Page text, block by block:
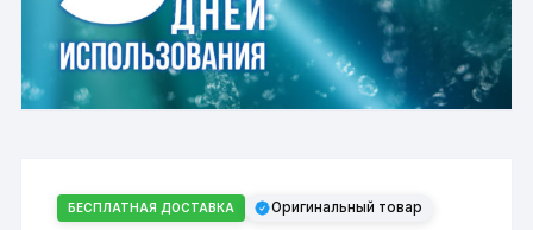
БЕСПЛАТНАЯ ДОСТАВКА Оригинальный товар